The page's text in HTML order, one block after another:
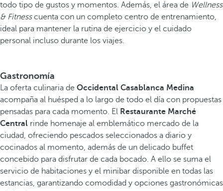
todo tipo de gustos y momentos. Además, el área de Wellness
& Fitnesscuenta con un completo centro de entrenamiento,
ideal para mantener la rutina de ejercicio y el cuidado
personal incluso durante los viajes.
Gastronomía
La oferta culinaria de Occidental Casablanca Medina
acompaña al huésped a lo largo de todo el día con propuestas
pensadas para cada momento. El Restaurante Marché
Central rinde homenaje al emblemático mercado de la
ciudad, ofreciendo pescados seleccionados a diario y
cocinados al momento, además de un delicado buffet
concebido para disfrutar de cada bocado. A ello se suma el
servicio de habitaciones y el minibar disponible en todas las
estancias, garantizando comodidad y opciones gastronómicas